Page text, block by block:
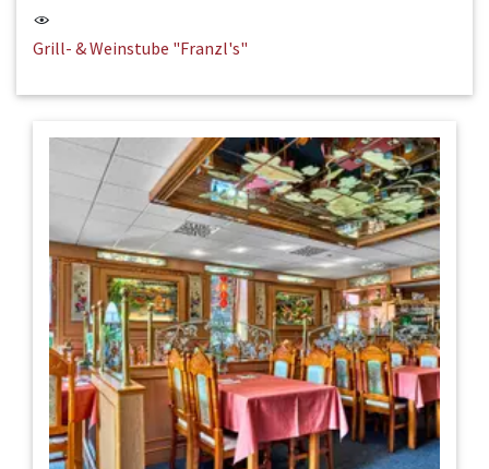
Grill- & Weinstube "Franzl's"